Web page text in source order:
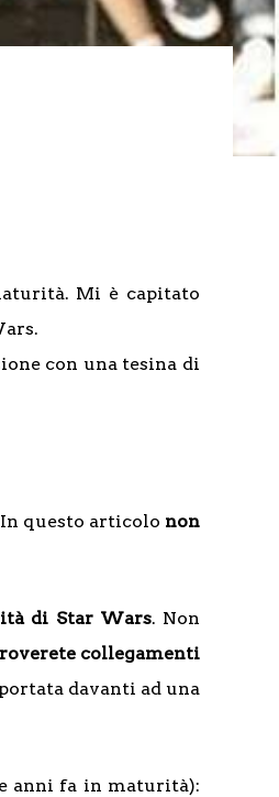
Mi è capitato
con una tesina di
questo articolo non
di Star Wars. Non
collegamenti
davanti ad una
anni fa in maturità):